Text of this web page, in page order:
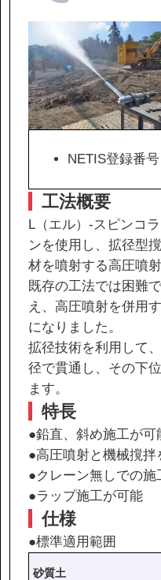
採用情報
営業カタロ
協力会社の皆様へ
個人情報等保護ポリシ
このサイトの使い方
サイトマップ
NETIS登録番
工法概要
L（エル）-スピンコ
ンを使用し、拡径型
材を噴射する高圧噴
既存の工法では困難
え、高圧噴射を併用
になりました。
拡径技術を利用して
径で貫通し、その下
ます。
特長
●鉛直、斜め施工が可
●高圧噴射と機械撹拌
●クレーン無しでの施
●ラップ施工が可能
仕様
●標準適用範囲
砂質土